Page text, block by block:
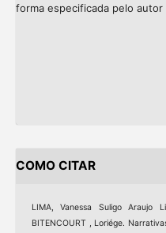
forma especificada pelo autor
COMO CITAR
LIMA, Vanessa Suligo Araujo
BITENCOURT , Loriége.